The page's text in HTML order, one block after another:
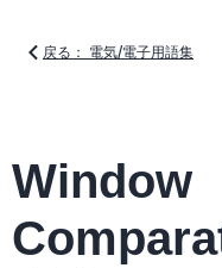
戻る： 電気/電子用語集
Window